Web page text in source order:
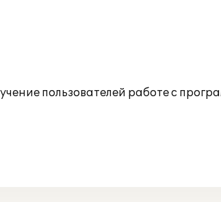
пользователей работе с